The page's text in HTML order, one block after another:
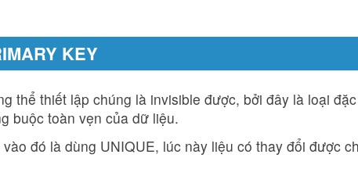
KEY
thể thiết lập chúng là invisible được, bởi đây là loại
buộc toàn vẹn của dữ liệu.
đó là dùng UNIQUE, lúc này liệu có thay đổi được